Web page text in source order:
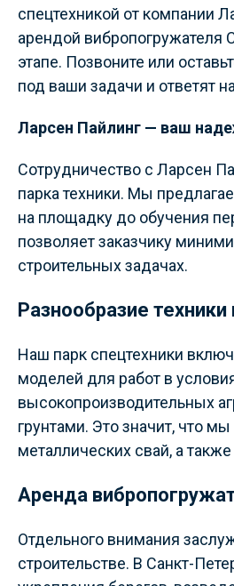
спецтехникой от компании
арендой вибропогружателя
этапе. Позвоните или
под ваши задачи и ответят
Ларсен Пайлинг — ваш
Сотрудничество с Ларсен
парка техники. Мы
на площадку до обучения
позволяет заказчику
строительных задачах.
Разнообразие
Наш парк спецтехники
моделей для работ в
высокопроизводительных
грунтами. Это значит, что
металлических свай, а
Аренда
Отдельного внимания
строительстве. В Санкт-